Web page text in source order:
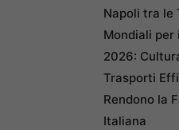
Napoli tra le
Mondiali per
2026:
Trasporti
Rendono la
Italiana